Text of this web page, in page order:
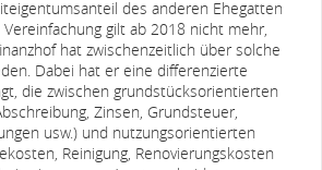
des anderen Ehegatten
gilt ab 2018 nicht mehr,
hat zwischenzeitlich über solche
Dabei hat er eine differenzierte
die zwischen grundstücksorientierten
Zinsen, Grundsteuer,
usw.) und nutzungsorientierten
Reinigung, Renovierungskosten